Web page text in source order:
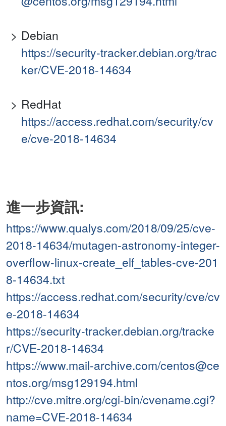
Debian
https://security-tracker.debian.org/trac
ker/CVE-2018-14634
RedHat
https://access.redhat.com/security/cv
e/cve-2018-14634
進一步資訊:
https://www.qualys.com/2018/09/25/cve-
2018-14634/mutagen-astronomy-integer-
overflow-linux-create_elf_tables-cve-201
8-14634.txt
https://access.redhat.com/security/cve/cv
e-2018-14634
https://security-tracker.debian.org/tracke
r/CVE-2018-14634
https://www.mail-archive.com/centos@ce
ntos.org/msg129194.html
http://cve.mitre.org/cgi-bin/cvename.cgi?
name=CVE-2018-14634